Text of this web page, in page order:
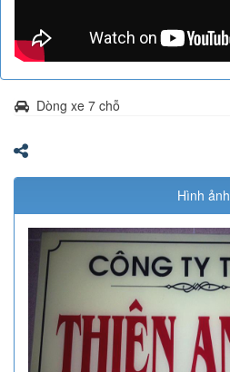
Dòng xe 7 chỗ
Hình ảnh